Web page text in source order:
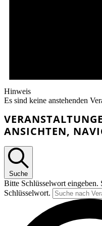
Hinweis
Es sind keine anstehenden
ANSICHTEN,
Suche
Bitte Schlüsselwort eingeben.
Schlüsselwort.